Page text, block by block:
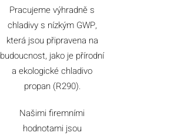
Pracujeme výhradně s
chladivy s nízkým GWP,
která jsou připravena na
budoucnost, jako je přírodní
a ekologické chladivo
propan (R290).
Našimi firemními
hodnotami jsou